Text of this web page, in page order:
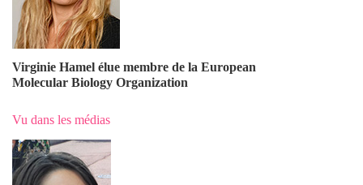
Virginie Hamel élue membre de la European
Molecular Biology Organization
Vu dans les médias